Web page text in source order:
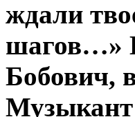
ждали
шагов…»
Бобович,
Музыкант